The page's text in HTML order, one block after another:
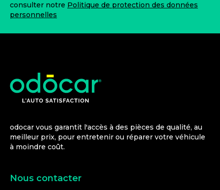
consulter notre Politique de protection des données
personnelles
odocar vous garantit l'accès à des pièces de qualité, au
meilleur prix, pour entretenir ou réparer votre véhicule
à moindre coût.
Nous contacter